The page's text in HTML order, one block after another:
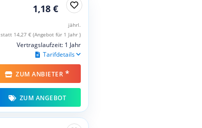
1,18 €
jährl.
statt 14,27 € (Angebot für 1 Jahr )
Vertragslaufzeit: 1 Jahr
Tarifdetails
ZUM ANBIETER *
ZUM ANGEBOT